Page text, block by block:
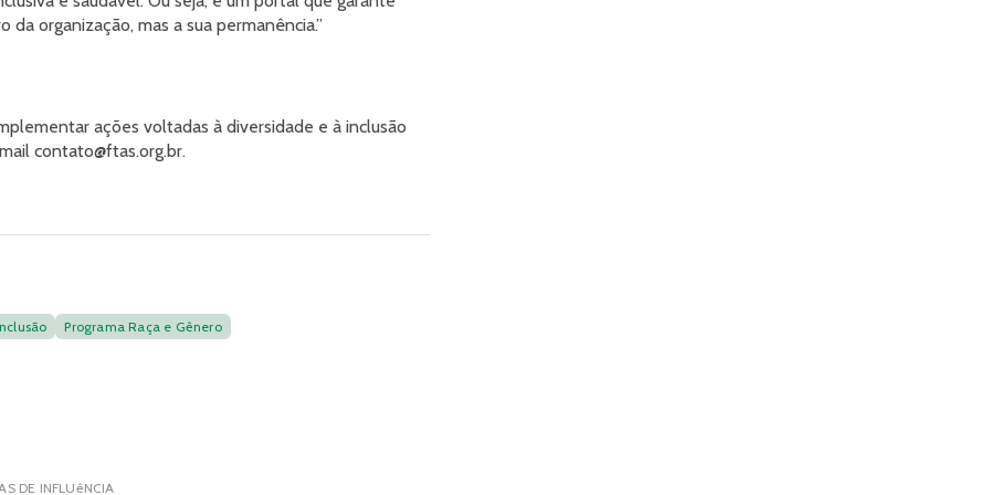
organização, mas a sua permanência.”
ações voltadas à diversidade e à inclusão
contato@ftas.org.br.
Programa Raça e Gênero
DE INFLUêNCIA